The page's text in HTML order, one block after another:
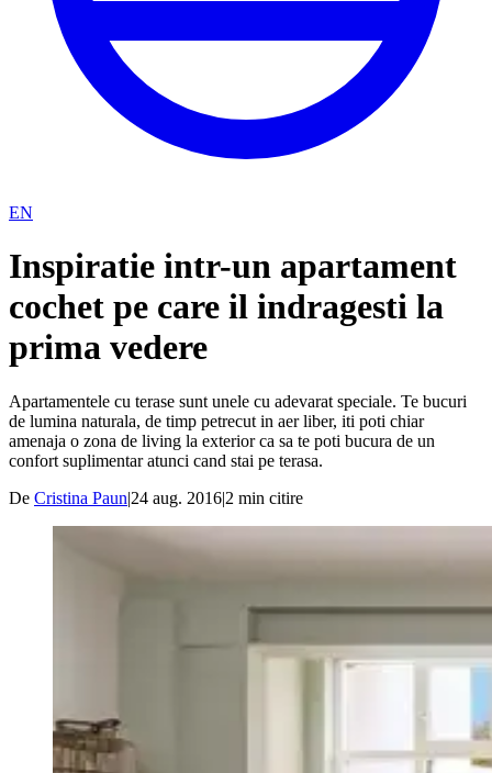
EN
Inspiratie intr-un apartament
cochet pe care il indragesti la
prima vedere
Apartamentele cu terase sunt unele cu adevarat speciale. Te bucuri
de lumina naturala, de timp petrecut in aer liber, iti poti chiar
amenaja o zona de living la exterior ca sa te poti bucura de un
confort suplimentar atunci cand stai pe terasa.
De Cristina Paun|24 aug. 2016|2 min citire